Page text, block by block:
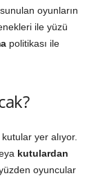
oyunların
ile yüzü
politikası ile
yer alıyor.
kutulardan
oyuncular